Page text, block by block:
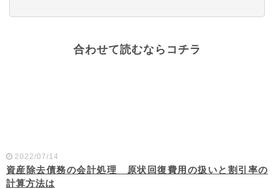
合わせて読むならコチラ
2022/07/14
資産除去債務の会計処理 原状回復費用の扱いと割引率の
計算方法は